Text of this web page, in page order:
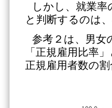
しかし、就業
と判断するのは、
参考２は、男女
「正規雇用比率
正規雇用者数の割